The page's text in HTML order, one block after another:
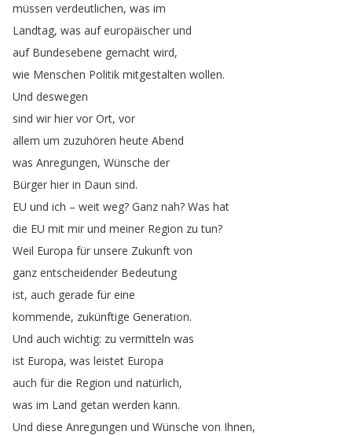
müssen verdeutlichen, was im
Landtag, was auf europäischer und
auf Bundesebene gemacht wird,
wie Menschen Politik mitgestalten wollen.
Und deswegen
sind wir hier vor Ort, vor
allem um zuzuhören heute Abend
was Anregungen, Wünsche der
Bürger hier in Daun sind.
EU und ich – weit weg? Ganz nah? Was hat
die EU mit mir und meiner Region zu tun?
Weil Europa für unsere Zukunft von
ganz entscheidender Bedeutung
ist, auch gerade für eine
kommende, zukünftige Generation.
Und auch wichtig: zu vermitteln was
ist Europa, was leistet Europa
auch für die Region und natürlich,
was im Land getan werden kann.
Und diese Anregungen und Wünsche von Ihnen,